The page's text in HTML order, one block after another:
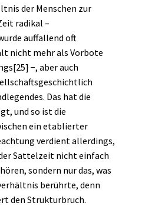
der Menschen zur
radikal –
auffallend oft
nicht mehr als Vorbote
[25] −, aber auch
Das hat die
und so ist die
ein etablierter
verdient allerdings,
Sattelzeit nicht einfach
sondern nur das, was
berührte, denn
den Strukturbruch.